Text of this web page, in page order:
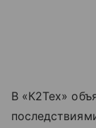
В «К2Тех»